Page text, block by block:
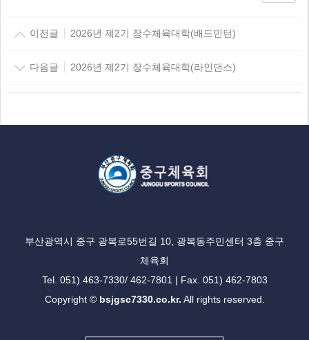
이전글 2026년 제2기 장수체육대학(배드민턴)
다음글 2026년 제2기 장수체육대학(라인댄스)
부산광역시 중구 광복로55번길 10, 광복동주민센터 3층 중구
체육회
Tel. 051) 463-7330/ 462-7801 | Fax. 051) 462-7803
Copyright © bsjgsc7330.co.kr. All rights reserved.